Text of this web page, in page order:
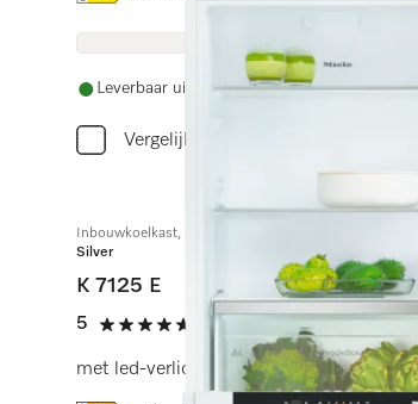
Leverbaar uit voorraad met gratis levering
Vergelijken
Inbouwkoelkast, nishoogte 88 cm
Silver
K 7125 E
5
5 sterren op 5
(2 beoordelingen)
met led-verlichting en SuperKoelen voor